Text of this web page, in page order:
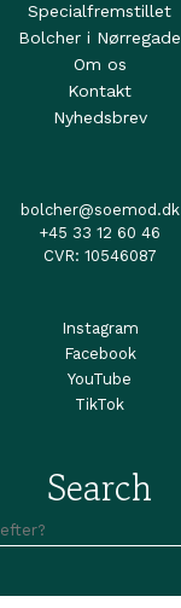
Specialfremstillet
Bolcher i Nørregade
Om os
Kontakt
Nyhedsbrev
bolcher@soemod.dk
+45 33 12 60 46
CVR: 10546087
Instagram
Facebook
YouTube
TikTok
Search